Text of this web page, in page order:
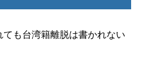
も台湾籍離脱は書かれない